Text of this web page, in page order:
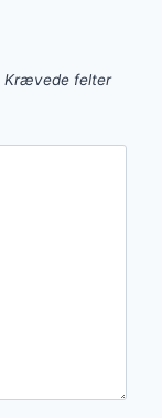
Krævede felter